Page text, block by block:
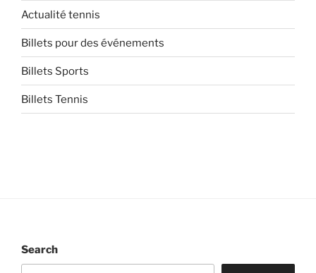
Actualité tennis
Billets pour des événements
Billets Sports
Billets Tennis
Search